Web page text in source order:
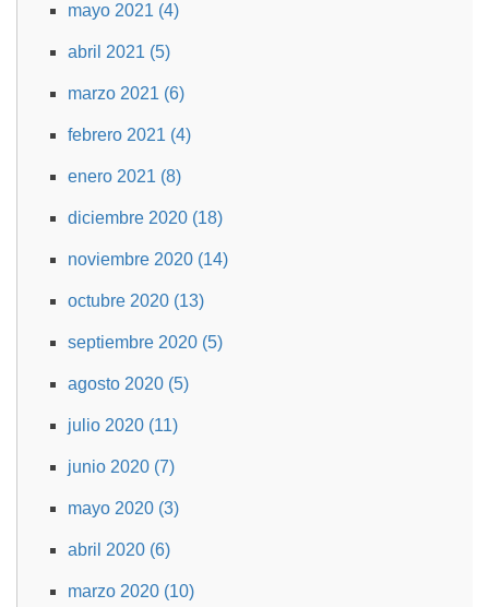
mayo 2021 (4)
abril 2021 (5)
marzo 2021 (6)
febrero 2021 (4)
enero 2021 (8)
diciembre 2020 (18)
noviembre 2020 (14)
octubre 2020 (13)
septiembre 2020 (5)
agosto 2020 (5)
julio 2020 (11)
junio 2020 (7)
mayo 2020 (3)
abril 2020 (6)
marzo 2020 (10)